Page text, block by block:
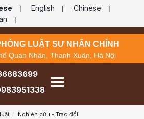
| English | Chinese |
|
LUẬT SƯ NHÂN CHÍNH
Quan Nhân, Thanh Xuân, Hà Nội
Nghiên cứu - Trao đổi